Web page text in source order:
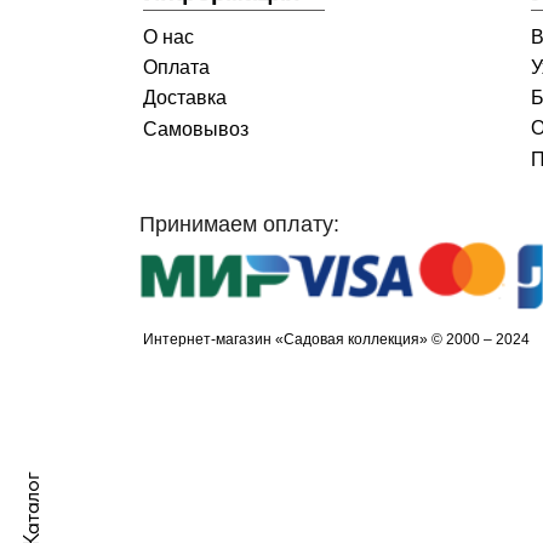
Каталог
Интернет-магазин «Садовая коллекция» © 2000 – 2024
О нас
Оплата
Самовывоз
Доставка
Принимаем оплату: